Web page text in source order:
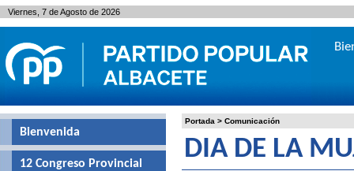
Portada > Comunicación
DIA DE LA
Bienvenida
12 Congreso Provincial
Viernes, 7 de Agosto de 2026